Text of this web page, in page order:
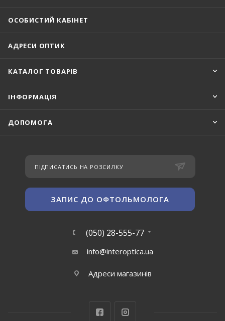
ОСОБИСТИЙ КАБІНЕТ
АДРЕСИ ОПТИК
КАТАЛОГ ТОВАРІВ
ІНФОРМАЦІЯ
ДОПОМОГА
ПІДПИСАТИСЬ НА РОЗСИЛКУ
ЗАПИС ДО ОФТОЛЬМОЛОГА
(050) 28-555-77
info@interoptica.ua
Адреси магазинів